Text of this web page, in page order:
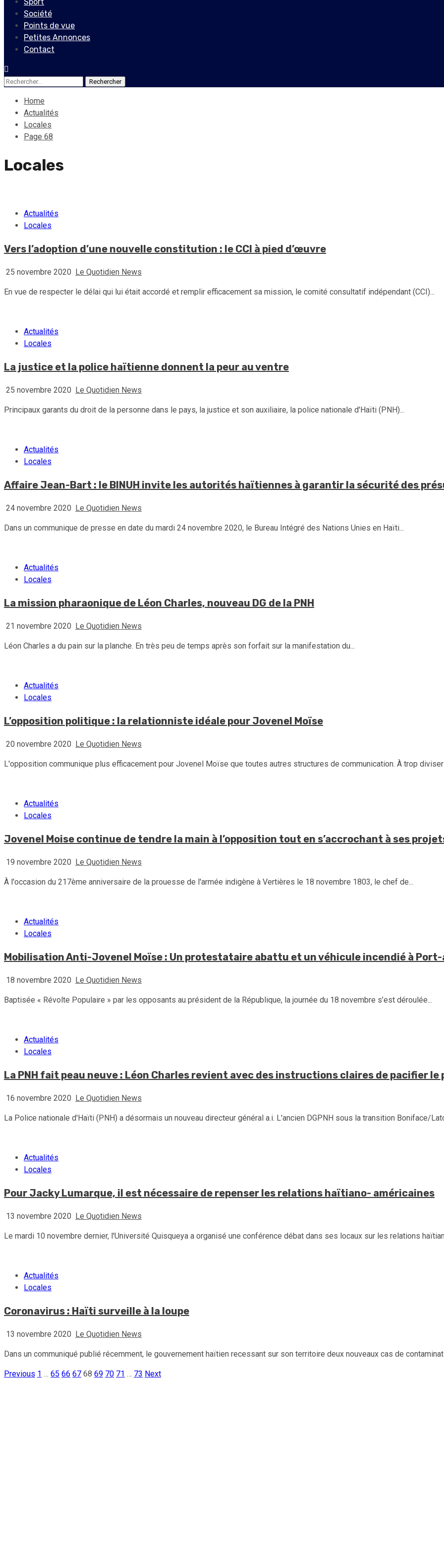
Société
Points de vue
Petites Annonces
Contact
Rechercher :
Home
Actualités
Locales
Page 68
Locales
Actualités
Locales
Vers l’adoption d’une nouvelle constitution : le CCI à pied d’œuvre
25 novembre 2020 Le Quotidien News
En vue de respecter le délai qui lui était accordé et remplir efficacement sa mission, le comité consultatif indépendant (CCI)...
Actualités
Locales
La justice et la police haïtienne donnent la peur au ventre
25 novembre 2020 Le Quotidien News
Principaux garants du droit de la personne dans le pays, la justice et son auxiliaire, la police nationale d'Haïti (PNH)...
Actualités
Locales
Affaire Jean-Bart : le BINUH invite les autorités haïtiennes à garantir la sécurité des
24 novembre 2020 Le Quotidien News
Dans un communique de presse en date du mardi 24 novembre 2020, le Bureau Intégré des Nations Unies en Haïti...
Actualités
Locales
La mission pharaonique de Léon Charles, nouveau DG de la PNH
21 novembre 2020 Le Quotidien News
Léon Charles a du pain sur la planche. En très peu de temps après son forfait sur la manifestation du...
Actualités
Locales
L’opposition politique : la relationniste idéale pour Jovenel Moïse
20 novembre 2020 Le Quotidien News
L'opposition communique plus efficacement pour Jovenel Moïse que toutes autres structures de communication. À trop
Actualités
Locales
Jovenel Moise continue de tendre la main à l’opposition tout en s’accrochant à ses
19 novembre 2020 Le Quotidien News
À l'occasion du 217ème anniversaire de la prouesse de l'armée indigène à Vertières le 18 novembre 1803, le chef de...
Actualités
Locales
Mobilisation Anti-Jovenel Moïse : Un protestataire abattu et un véhicule incendié à
18 novembre 2020 Le Quotidien News
Baptisée « Révolte Populaire » par les opposants au président de la République, la journée du 18 novembre s’est déroulée...
Actualités
Locales
La PNH fait peau neuve : Léon Charles revient avec des instructions claires de pacifier le
16 novembre 2020 Le Quotidien News
La Police nationale d'Haïti (PNH) a désormais un nouveau directeur général a.i. L'ancien DGPNH sous la transition Boniface/
Actualités
Locales
Pour Jacky Lumarque, il est nécessaire de repenser les relations haïtiano- américaines
13 novembre 2020 Le Quotidien News
Le mardi 10 novembre dernier, l'Université Quisqueya a organisé une conférence débat dans ses locaux sur les relations
Actualités
Locales
Coronavirus : Haïti surveille à la loupe
13 novembre 2020 Le Quotidien News
Dans un communiqué publié récemment, le gouvernement haïtien recessant sur son territoire deux nouveaux cas de
Pagination
Previous 1 … 65 66 67 68 69 70 71 … 73 Next